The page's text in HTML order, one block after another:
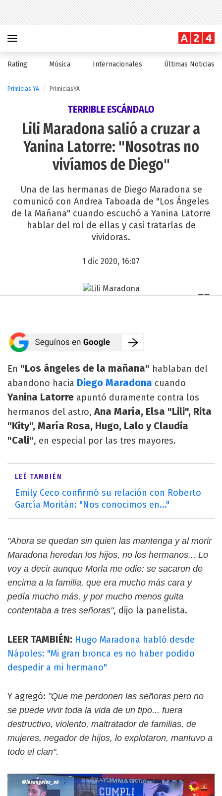
Rating Música Internacionales Últimas Noticias
Primicias YA PrimiciasYA
TERRIBLE ESCÁNDALO
Lili Maradona salió a cruzar a
Yanina Latorre: "Nosotras no
vivíamos de Diego"
Una de las hermanas de Diego Maradona se
comunicó con Andrea Taboada de "Los Ángeles
de la Mañana" cuando escuchó a Yanina Latorre
hablar del rol de ellas y casi tratarlas de
vividoras.
1 dic 2020, 16:07
En "Los ángeles de la mañana" hablaban del
abandono hacia Diego Maradona cuando
Yanina Latorre apuntó duramente contra los
hermanos del astro,Ana María, Elsa "Lili", Rita
"Kity", María Rosa, Hugo, Lalo y Claudia
"Cali", en especial por las tres mayores.
LEÉ TAMBIÉN
Emily Ceco confirmó su relación con Roberto
García Moritán: "Nos conocimos en..."
"Ahora se quedan sin quien las mantenga y al morir
Maradona heredan los hijos, no los hermanos... Lo
voy a decir aunque Morla me odie: se sacaron de
encima a la familia, que era mucho más cara y
pedía mucho más, y por mucho menos guita
contentaba a tres señoras", dijo la panelista.
LEER TAMBIÉN: Hugo Maradona habló desde
Nápoles: "Mi gran bronca es no haber podido
despedir a mi hermano"
Y agregó: "Que me perdonen las señoras pero no
se puede vivir toda la vida de un tipo... fuera
destructivo, violento, maltratador de familias, de
mujeres, negador de hijos, lo explotaron, mantuvo a
todo el clan".